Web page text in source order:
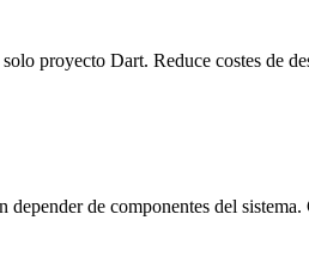
proyecto Dart. Reduce costes de
depender de componentes del